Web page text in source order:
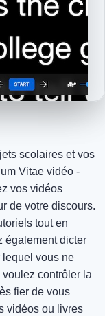
scolaires et vos
Vitae vidéo -
vos vidéos
de votre discours.
tout en
également dicter
lequel vous ne
contrôler la
fier de vous
vidéos ou livres